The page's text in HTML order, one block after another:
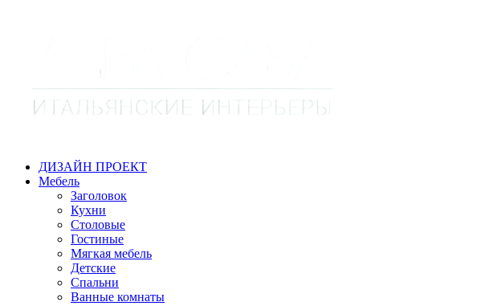
ДИЗАЙН ПРОЕКТ
Мебель
Заголовок
Кухни
Столовые
Гостиные
Мягкая мебель
Детские
Спальни
Ванные комнаты